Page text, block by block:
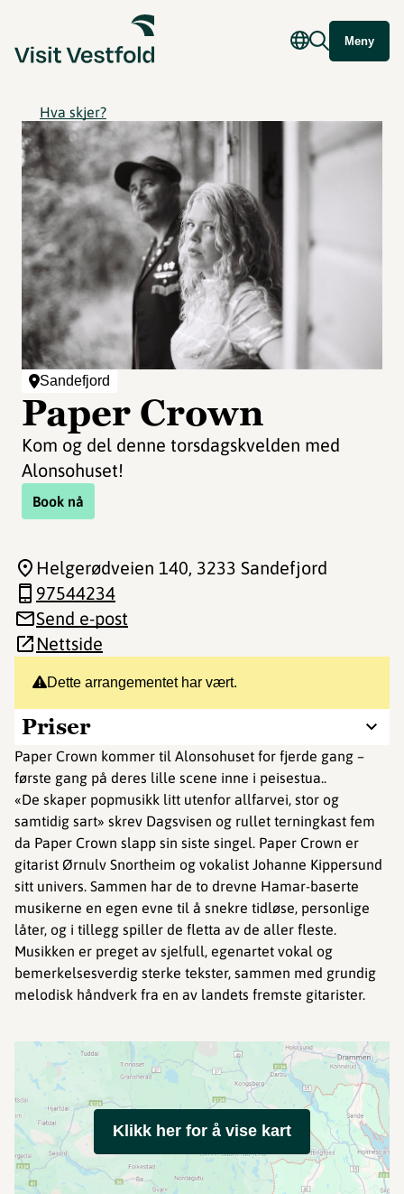
Meny
Hva skjer?
Sandefjord
Paper Crown
Kom og del denne torsdagskvelden med
Alonsohuset!
Book nå
Dette arrangementet har vært.
Priser
Paper Crown kommer til Alonsohuset for fjerde gang –
første gang på deres lille scene inne i peisestua..
«De skaper popmusikk litt utenfor allfarvei, stor og
samtidig sart» skrev Dagsvisen og rullet terningkast fem
da Paper Crown slapp sin siste singel. Paper Crown er
gitarist Ørnulv Snortheim og vokalist Johanne Kippersund
sitt univers. Sammen har de to drevne Hamar-baserte
musikerne en egen evne til å snekre tidløse, personlige
låter, og i tillegg spiller de fletta av de aller fleste.
Musikken er preget av sjelfull, egenartet vokal og
bemerkelsesverdig sterke tekster, sammen med grundig
melodisk håndverk fra en av landets fremste gitarister.
Helgerødveien 140, 3233 Sandefjord
97544234
Send e-post
Nettside
Klikk her for å vise kart